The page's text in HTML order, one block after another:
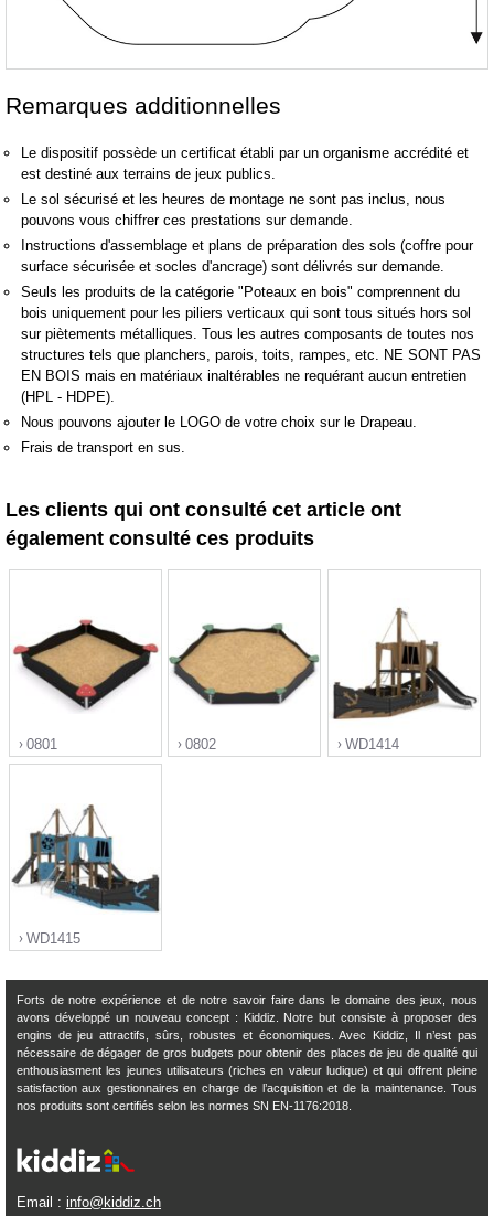
Remarques additionnelles
Le dispositif possède un certificat établi par un organisme accrédité et
est destiné aux terrains de jeux publics.
Le sol sécurisé et les heures de montage ne sont pas inclus, nous
pouvons vous chiffrer ces prestations sur demande.
Instructions d'assemblage et plans de préparation des sols (coffre pour
surface sécurisée et socles d'ancrage) sont délivrés sur demande.
Seuls les produits de la catégorie "Poteaux en bois" comprennent du
bois uniquement pour les piliers verticaux qui sont tous situés hors sol
sur piètements métalliques. Tous les autres composants de toutes nos
structures tels que planchers, parois, toits, rampes, etc. NE SONT PAS
EN BOIS mais en matériaux inaltérables ne requérant aucun entretien
(HPL - HDPE).
Nous pouvons ajouter le LOGO de votre choix sur le Drapeau.
Frais de transport en sus.
Les clients qui ont consulté cet article ont
également consulté ces produits
0801 0802 WD1414
WD1415
">
Forts de notre expérience et de notre savoir faire dans le domaine des jeux, nous
avons développé un nouveau concept : Kiddiz. Notre but consiste à proposer des
engins de jeu attractifs, sûrs, robustes et économiques. Avec Kiddiz, Il n’est pas
nécessaire de dégager de gros budgets pour obtenir des places de jeu de qualité qui
enthousiasment les jeunes utilisateurs (riches en valeur ludique) et qui offrent pleine
satisfaction aux gestionnaires en charge de l’acquisition et de la maintenance. Tous
nos produits sont certifiés selon les normes SN EN-1176:2018.
Email : info@kiddiz.ch